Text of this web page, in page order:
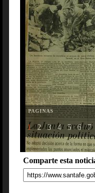
PAGINAS
1 2 3 4 5 6 7
Comparte esta